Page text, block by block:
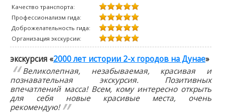
Качество транспорта:
Профессионализм гида:
Доброжелательность гида:
Организация экскурсии:
экскурсия «2000 лет истории 2-х городов на Дунае»
Великолепная, незабываемая, красивая и
познавательная экскурсия. Позитивных
впечатлений масса! Всем, кому интересно открыть
для себя новые красивые места, очень
рекомендую!